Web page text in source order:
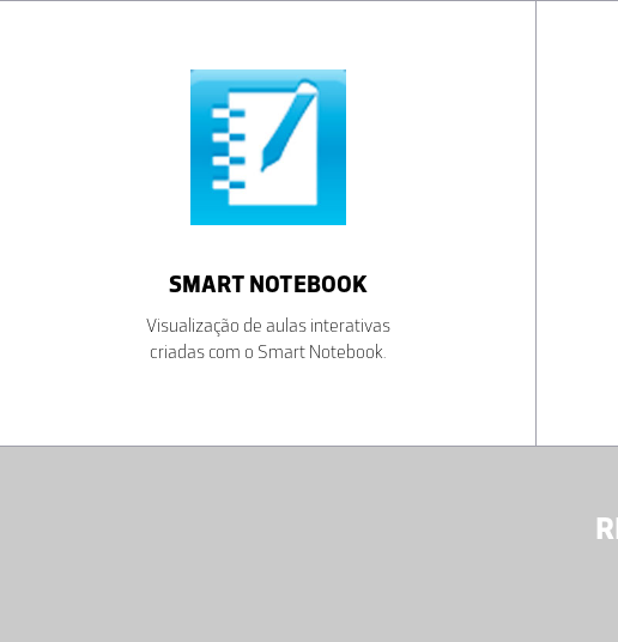
SMART NOTEBOOK
Visualização de aulas interativas
criadas com o Smart Notebook.